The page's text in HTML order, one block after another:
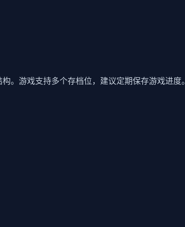
。游戏支持多个存档位，建议定期保存游戏进度。